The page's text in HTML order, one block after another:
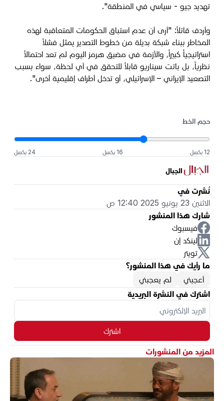
تهديد جيو - سياسي في المنطقة".
وأردف قائلاً: "أرى أن عدم استباق الحكومات المتعاقبة لهذه
المخاطر ببناء شبكة بديلة من خطوط التصدير يمثل فشلاً
استراتيجياً كبيراً، والأزمة في مضيق هرمز اليوم لم تعد احتمالاً
نظرياً، بل باتت سيناريو قابلاً للتحقق في أي لحظة، سواء بسبب
التصعيد الإيراني – الإسرائيلي، أو تدخل أطراف إقليمية أخرى".
حجم الخط
12 بكسل 16 بكسل 24 بكسل
الجبال
نُشرت في
الاثنين 23 يونيو 2025 12:40 ص
شارك هذا المنشور
فيسبوك
لينكد إن
تويتر
ما رأيك في هذا المنشور؟
أعجبني
لم يعجبني
اشترك في النشرة البريدية
اشترك
المزيد من المنشورات